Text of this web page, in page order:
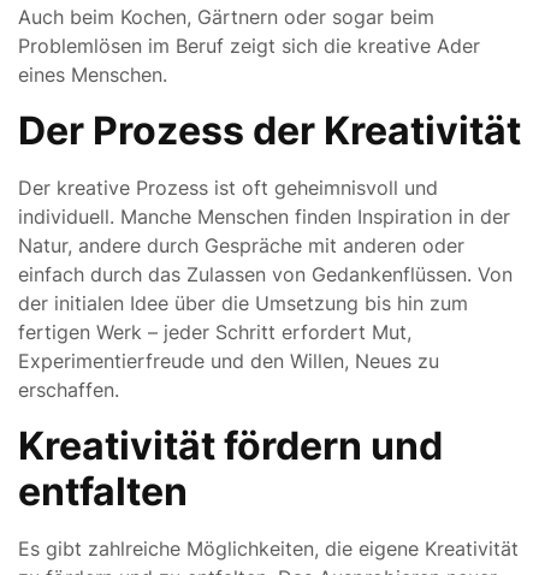
Auch beim Kochen, Gärtnern oder sogar beim
Problemlösen im Beruf zeigt sich die kreative Ader
eines Menschen.
Der Prozess der Kreativität
Der kreative Prozess ist oft geheimnisvoll und
individuell. Manche Menschen finden Inspiration in der
Natur, andere durch Gespräche mit anderen oder
einfach durch das Zulassen von Gedankenflüssen. Von
der initialen Idee über die Umsetzung bis hin zum
fertigen Werk – jeder Schritt erfordert Mut,
Experimentierfreude und den Willen, Neues zu
erschaffen.
Kreativität fördern und
entfalten
Es gibt zahlreiche Möglichkeiten, die eigene Kreativität